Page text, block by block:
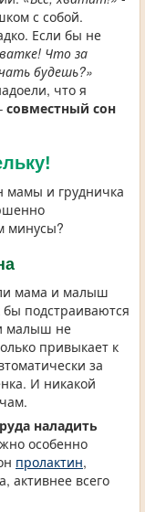
с собой.
Если бы не
Что за
будешь?»
что я
совместный сон
мамы и грудничка
минусы?
мама и малыш
бы подстраиваются
малыш не
привыкает к
за
И никакой
наладить
особенно
пролактин,
активнее всего